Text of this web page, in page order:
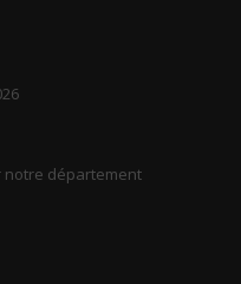
notre département